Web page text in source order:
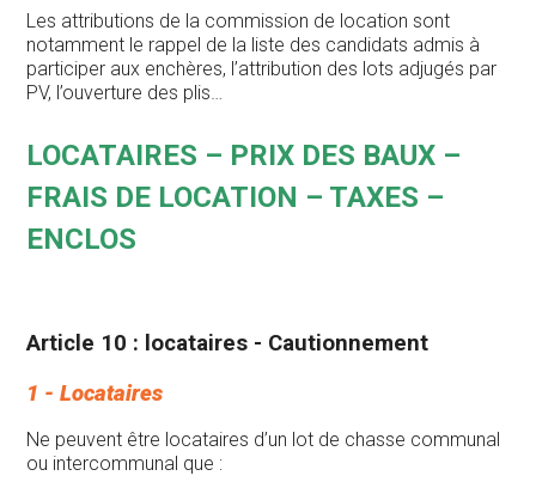
Les attributions de la commission de location sont
notamment le rappel de la liste des candidats admis à
participer aux enchères, l’attribution des lots adjugés par
PV, l’ouverture des plis…
LOCATAIRES – PRIX DES BAUX –
FRAIS DE LOCATION – TAXES –
ENCLOS
Article 10 : locataires - Cautionnement
1 - Locataires
Ne peuvent être locataires d’un lot de chasse communal
ou intercommunal que :